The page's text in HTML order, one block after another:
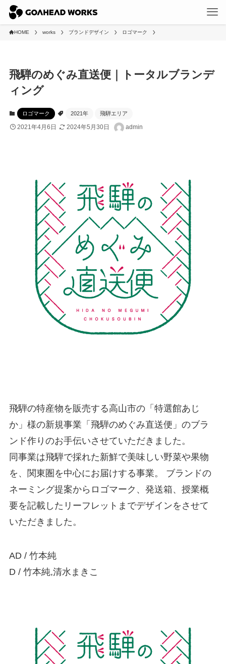
HOME works ブランドデザイン ロゴマーク
飛騨のめぐみ直送便｜トータルブランデ
ィング
ロゴマーク 2021年 飛騨エリア
2021年4月6日 2024年5月30日 admin
飛騨の特産物を販売する高山市の「特選館あじ
か」様の新規事業「飛騨のめぐみ直送便」のブラ
ンド作りのお手伝いさせていただきました。
同事業は飛騨で採れた新鮮で美味しい野菜や果物
を、関東圏を中心にお届けする事業。 ブランドの
ネーミング提案からロゴマーク、発送箱、授業概
要を記載したリーフレットまでデザインをさせて
いただきました。
AD / 竹本純
D / 竹本純,清水まきこ